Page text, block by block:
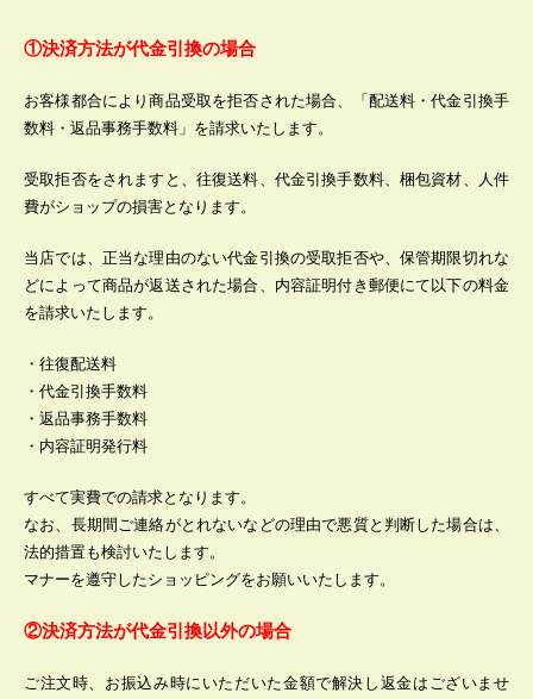
①決済方法が代金引換の場合
お客様都合により商品受取を拒否された場合、「配送料・代金引換手
数料・返品事務手数料」を請求いたします。
受取拒否をされますと、往復送料、代金引換手数料、梱包資材、人件
費がショップの損害となります。
当店では、正当な理由のない代金引換の受取拒否や、保管期限切れな
どによって商品が返送された場合、内容証明付き郵便にて以下の料金
を請求いたします。
・往復配送料
・代金引換手数料
・返品事務手数料
・内容証明発行料
すべて実費での請求となります。
なお、長期間ご連絡がとれないなどの理由で悪質と判断した場合は、
法的措置も検討いたします。
マナーを遵守したショッピングをお願いいたします。
②決済方法が代金引換以外の場合
ご注文時、お振込み時にいただいた金額で解決し返金はございませ